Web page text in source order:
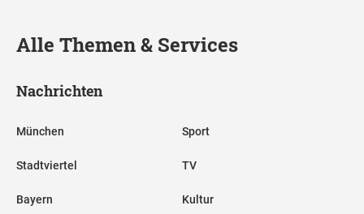
Alle Themen & Services
Nachrichten
München
Stadtviertel
Bayern
Sport
TV
Kultur